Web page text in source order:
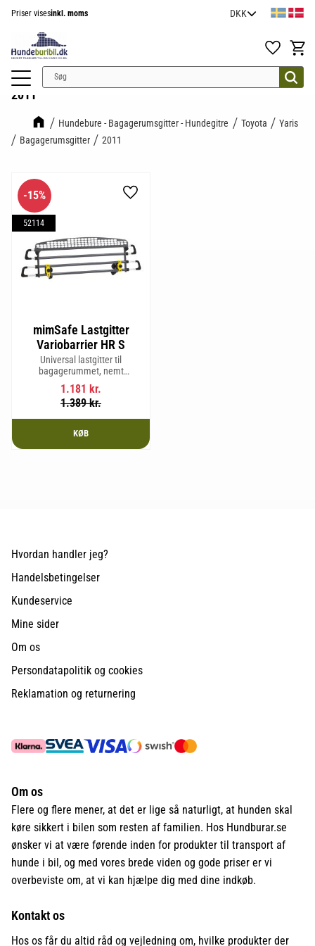
Priser visesinkl. moms
Favoritter
2011
Hundebure - Bagagerumsgitter - Hundegitre Toyota
Yaris
Bagagerumsgitter
2011
mimSafe Lastgitter
Variobarrier HR S
Universal lastgitter til
bagagerummet, nemt
justerbart for at passe bilens
form og sikre en tryg og sikker
rejse med kæledyr eller last.
1.181 kr.
1.389kr.
15%
52114
Gem som favorit
KØB
Hvordan handler jeg?
Handelsbetingelser
Kundeservice
Mine sider
Om os
Persondatapolitik og cookies
Reklamation og returnering
Om os
Flere og flere mener, at det er lige så naturligt, at hunden skal
køre sikkert i bilen som resten af familien. Hos Hundburar.se
ønsker vi at være førende inden for produkter til transport af
hunde i bil, og med vores brede viden og gode priser er vi
overbeviste om, at vi kan hjælpe dig med dine indkøb.
Kontakt os
Hos os får du altid råd og vejledning om, hvilke produkter der